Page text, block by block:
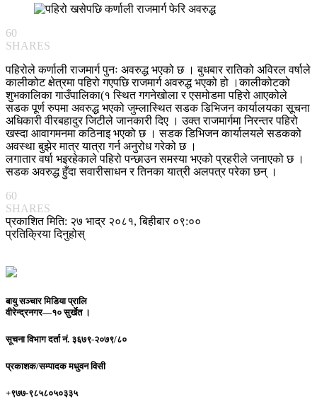
60
SHARES
पहिरोले कर्णाली राजमार्ग पुनः अवरुद्ध भएको छ । बुधबार रातिको अविरल वर्षाले
कालीकोट क्षेत्रमा पहिरो गएपछि राजमार्ग अवरुद्ध भएको हो ।कालीकोटको
शुभकालिका गाउँपालिका(१ स्थित गगनेखोला र एसमोडमा पहिरो आएकोले
सडक पूर्ण रुपमा अवरुद्ध भएको जुम्लास्थित सडक डिभिजन कार्यालयका सूचना
अधिकारी वीरबहादुर जिटीले जानकारी दिए । उक्त राजमार्गमा निरन्तर पहिरो
खस्दा आवागमनमा कठिनाइ भएको छ । सडक डिभिजन कार्यालयले सडकको
अवस्था बुझेर मात्र यात्रा गर्न अनुरोध गरेको छ ।
लगातार वर्षा भइरहेकाले पहिरो पन्छाउन समस्या भएको प्रहरीले जनाएको छ ।
सडक अवरुद्ध हुँदा सवारीसाधन र तिनका यात्री अलपत्र परेका छन् ।
60
SHARES
प्रकाशित मिति: २७ भाद्र २०८१, बिहीबार ०९:००
प्रतिक्रिया दिनुहोस्
बायु सञ्चार मिडिया प्रालि
वीरेन्द्रनगर—१० सुर्खेत ।
सूचना विभाग दर्ता नं. ३६७९-२०७९/८०
प्रकाशक/सम्पादकमधुवन विसी
+९७७-९८५८०५०३३५